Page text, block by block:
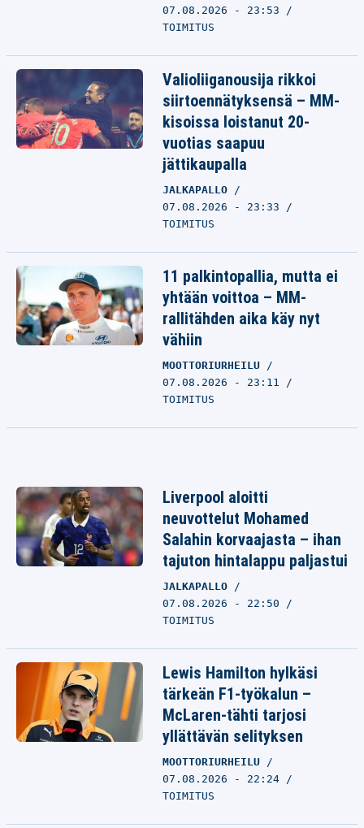
07.08.2026 - 23:53
TOIMITUS
Valioliiganousija rikkoi
siirtoennätyksensä – MM-
kisoissa loistanut 20-
vuotias saapuu
jättikaupalla
JALKAPALLO
07.08.2026 - 23:33
TOIMITUS
11 palkintopallia, mutta ei
yhtään voittoa – MM-
rallitähden aika käy nyt
vähiin
MOOTTORIURHEILU
07.08.2026 - 23:11
TOIMITUS
Liverpool aloitti
neuvottelut Mohamed
Salahin korvaajasta – ihan
tajuton hintalappu paljastui
JALKAPALLO
07.08.2026 - 22:50
TOIMITUS
Lewis Hamilton hylkäsi
tärkeän F1-työkalun –
McLaren-tähti tarjosi
yllättävän selityksen
MOOTTORIURHEILU
07.08.2026 - 22:24
TOIMITUS